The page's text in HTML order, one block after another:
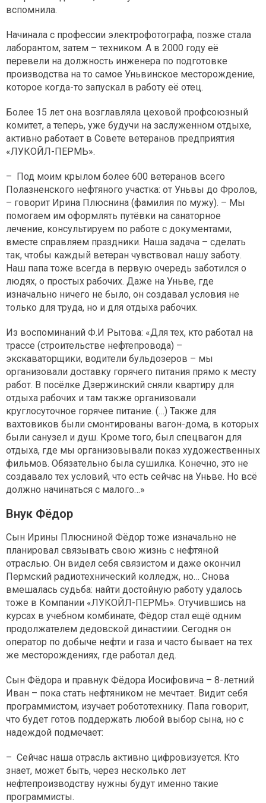
вспомнила.
Начинала с профессии электрофотографа, позже стала
лаборантом, затем – техником. А в 2000 году её
перевели на должность инженера по подготовке
производства на то самое Уньвинское месторождение,
которое когда-то запускал в работу её отец.
Более 15 лет она возглавляла цеховой профсоюзный
комитет, а теперь, уже будучи на заслуженном отдыхе,
активно работает в Совете ветеранов предприятия
«ЛУКОЙЛ-ПЕРМЬ».
– Под моим крылом более 600 ветеранов всего
Полазненского нефтяного участка: от Уньвы до Фролов,
– говорит Ирина Плюснина (фамилия по мужу). – Мы
помогаем им оформлять путёвки на санаторное
лечение, консультируем по работе с документами,
вместе справляем праздники. Наша задача – сделать
так, чтобы каждый ветеран чувствовал нашу заботу.
Наш папа тоже всегда в первую очередь заботился о
людях, о простых рабочих. Даже на Уньве, где
изначально ничего не было, он создавал условия не
только для труда, но и для отдыха рабочих.
Из воспоминаний Ф.И Рытова: «Для тех, кто работал на
трассе (строительстве нефтепровода) –
экскаваторщики, водители бульдозеров – мы
организовали доставку горячего питания прямо к месту
работ. В посёлке Дзержинский сняли квартиру для
отдыха рабочих и там также организовали
круглосуточное горячее питание. (…) Также для
вахтовиков были смонтированы вагон-дома, в которых
были санузел и душ. Кроме того, был спецвагон для
отдыха, где мы организовывали показ художественных
фильмов. Обязательно была сушилка. Конечно, это не
создавало тех условий, что есть сейчас на Уньве. Но всё
должно начинаться с малого…»
Внук Фёдор
Сын Ирины Плюсниной Фёдор тоже изначально не
планировал связывать свою жизнь с нефтяной
отраслью. Он видел себя связистом и даже окончил
Пермский радиотехнический колледж, но… Снова
вмешалась судьба: найти достойную работу удалось
тоже в Компании «ЛУКОЙЛ-ПЕРМЬ». Отучившись на
курсах в учебном комбинате, Фёдор стал ещё одним
продолжателем дедовской династиии. Сегодня он
оператор по добыче нефти и газа и часто бывает на тех
же месторождениях, где работал дед.
Сын Фёдора и правнук Фёдора Иосифовича – 8-летний
Иван – пока стать нефтяником не мечтает. Видит себя
программистом, изучает робототехнику. Папа говорит,
что будет готов поддержать любой выбор сына, но с
надеждой подмечает:
– Сейчас наша отрасль активно цифровизуется. Кто
знает, может быть, через несколько лет
нефтепроизводству нужны будут именно такие
программисты.